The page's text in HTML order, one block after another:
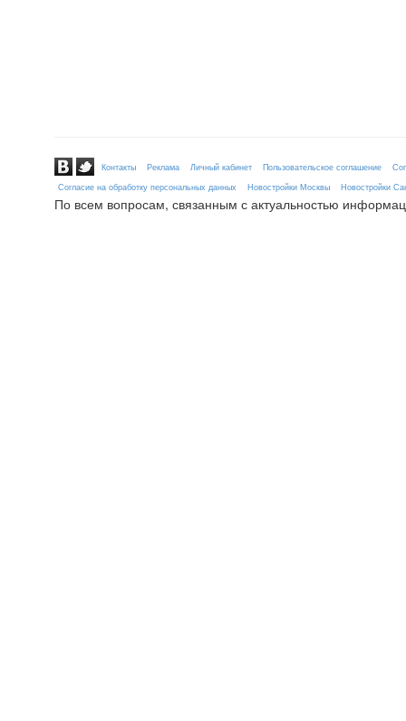
Контакты Реклама Личный кабинет Пользовательское соглашение
Согласие на обработку персональных данных
Новостройки Москвы Новостройки
По всем вопросам, связанным с актуальностью